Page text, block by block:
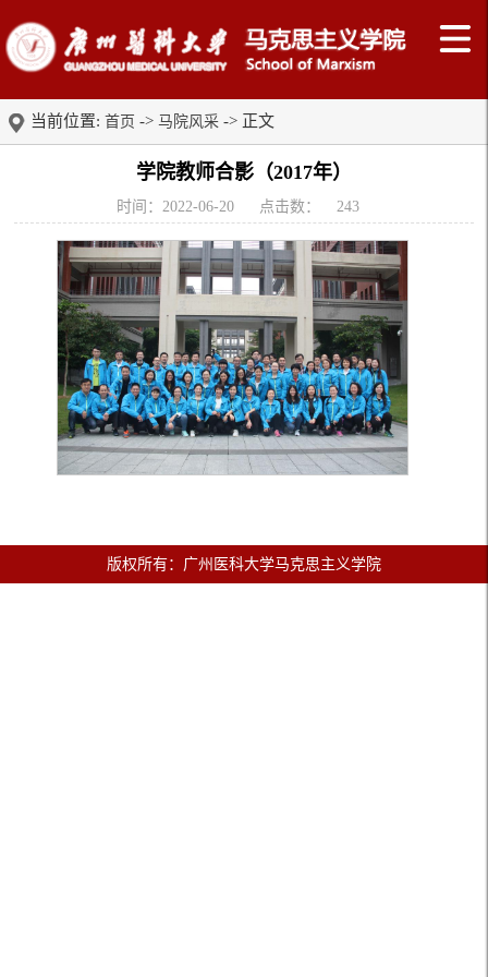
当前位置: 首页 -> 马院风采 -> 正文
学院教师合影（2017年）
时间：2022-06-20 点击数： 243
版权所有：广州医科大学马克思主义学院